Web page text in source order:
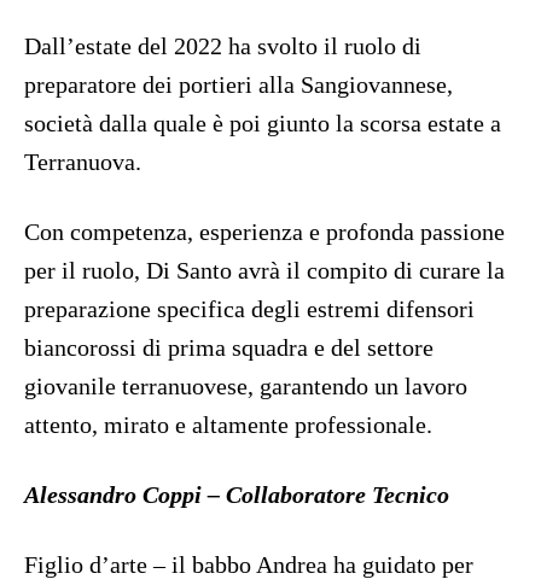
Dall’estate del 2022 ha svolto il ruolo di
preparatore dei portieri alla Sangiovannese,
società dalla quale è poi giunto la scorsa estate a
Terranuova.
Con competenza, esperienza e profonda passione
per il ruolo, Di Santo avrà il compito di curare la
preparazione specifica degli estremi difensori
biancorossi di prima squadra e del settore
giovanile terranuovese, garantendo un lavoro
attento, mirato e altamente professionale.
Alessandro Coppi – Collaboratore Tecnico
Figlio d’arte – il babbo Andrea ha guidato per